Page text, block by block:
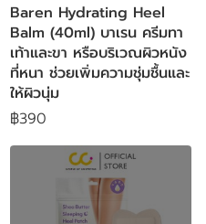
Baren Hydrating Heel
Balm (40ml) บาเรน ครีมทา
เท้าและขา หรือบริเวณผิวหนัง
ที่หนา ช่วยเพิ่มความชุ่มชื้นและ
ให้ผิวนุ่ม
฿390